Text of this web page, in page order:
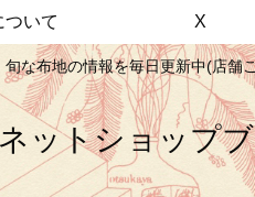
な布地の情報を毎日更新中(店舗
ットショップ
ついて X